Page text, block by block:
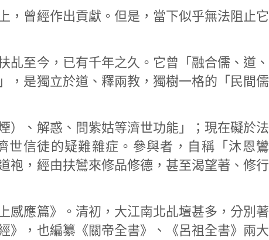
，曾經作出貢獻。但是，當下似乎無法阻止它
乩至今，已有千年之久。它曾「融合儒、道、
，是獨立於道、釋兩教，獨樹一格的「民間儒
）、解惑、問紫姑等濟世功能」；現在礙於法
世信徒的疑難雜症。參與者，自稱「沐恩鸞
袍，經由扶鸞來修品修德，甚至渴望著、修行
感應篇》。清初，大江南北乩壇甚多，分別著
》，也編纂《關帝全書》、《呂祖全書》兩大